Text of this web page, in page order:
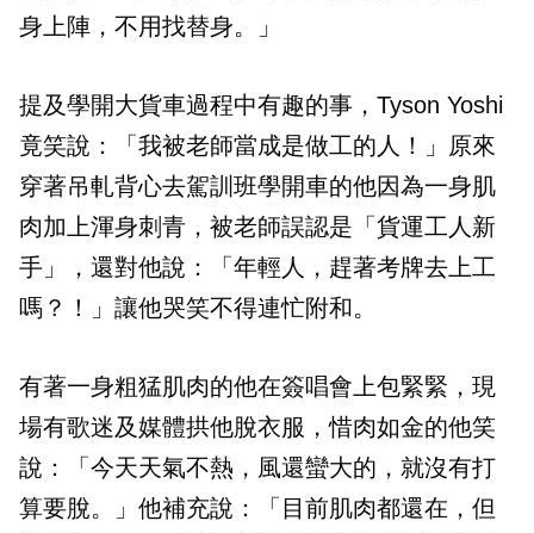
身上陣，不用找替身。」
提及學開大貨車過程中有趣的事，Tyson Yoshi
竟笑說：「我被老師當成是做工的人！」原來
穿著吊軋背心去駕訓班學開車的他因為一身肌
肉加上渾身刺青，被老師誤認是「貨運工人新
手」，還對他說：「年輕人，趕著考牌去上工
嗎？！」讓他哭笑不得連忙附和。
有著一身粗猛肌肉的他在簽唱會上包緊緊，現
場有歌迷及媒體拱他脫衣服，惜肉如金的他笑
說：「今天天氣不熱，風還蠻大的，就沒有打
算要脫。」他補充說：「目前肌肉都還在，但